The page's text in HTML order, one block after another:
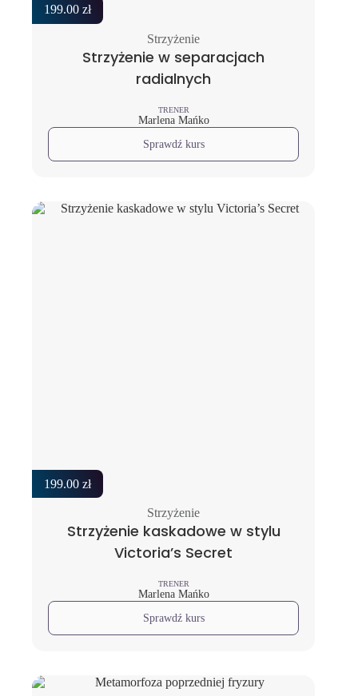
199.00 zł
Strzyżenie
Strzyżenie w separacjach
radialnych
TRENER
Marlena Mańko
Sprawdź kurs
199.00 zł
Strzyżenie
Strzyżenie kaskadowe w stylu
Victoria’s Secret
TRENER
Marlena Mańko
Sprawdź kurs